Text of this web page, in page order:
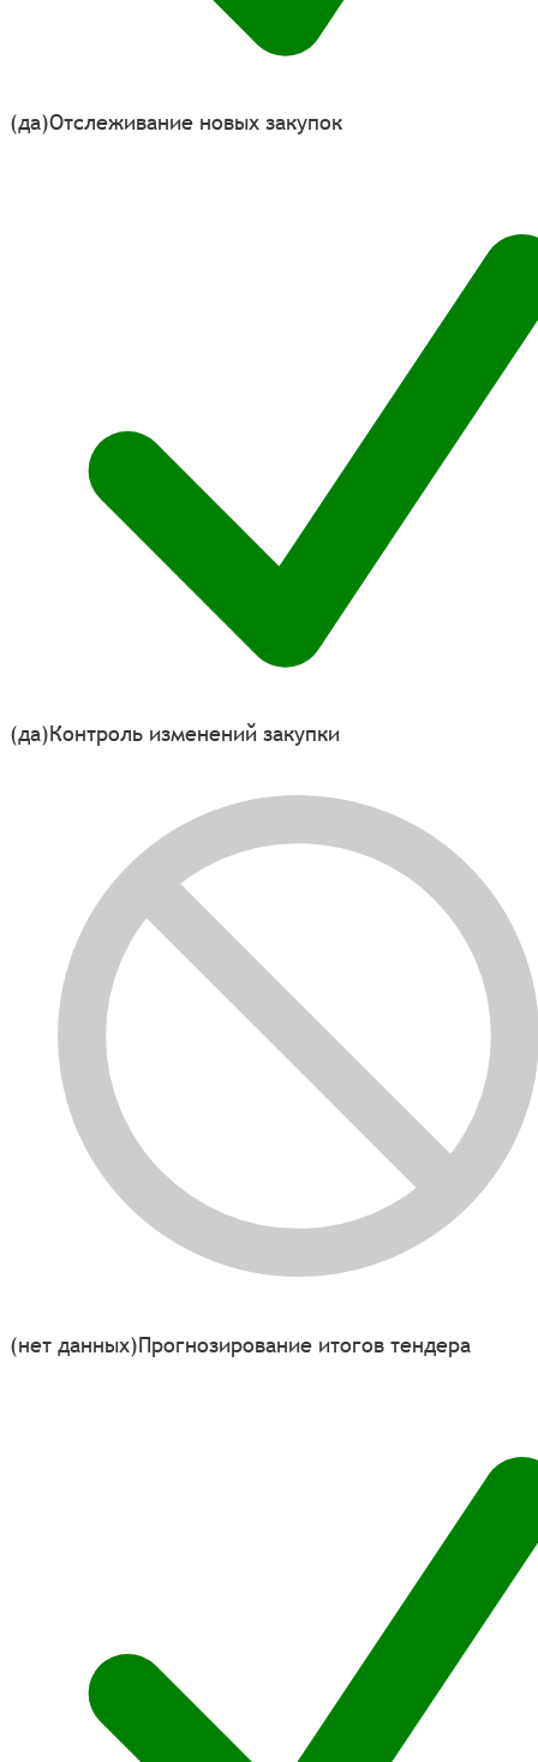
(да)Отслеживание новых закупок
(да)Контроль изменений закупки
(нет данных)Прогнозирование итогов тендера